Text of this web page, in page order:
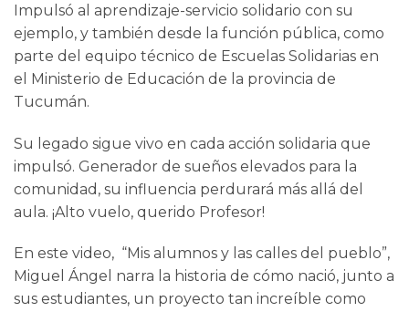
Impulsó al aprendizaje-servicio solidario con su
ejemplo, y también desde la función pública, como
parte del equipo técnico de Escuelas Solidarias en
el Ministerio de Educación de la provincia de
Tucumán.
Su legado sigue vivo en cada acción solidaria que
impulsó. Generador de sueños elevados para la
comunidad, su influencia perdurará más allá del
aula. ¡Alto vuelo, querido Profesor!
En este video, “Mis alumnos y las calles del pueblo”,
Miguel Ángel narra la historia de cómo nació, junto a
sus estudiantes, un proyecto tan increíble como